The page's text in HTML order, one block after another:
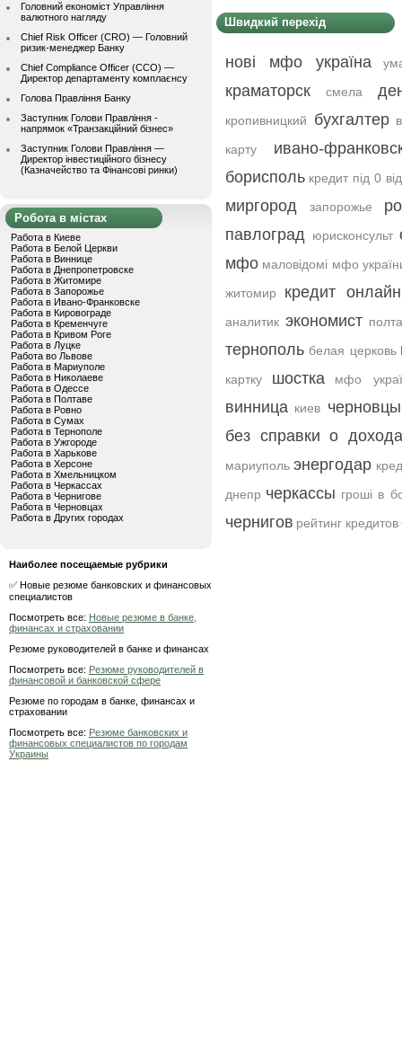
Головний економіст Управління
валютного нагляду
Chief Risk Officer (CRO) — Головний
ризик-менеджер Банку
Chief Compliance Officer (CCO) —
Директор департаменту комплаєнсу
Голова Правління Банку
Заступник Голови Правління -
напрямок «Транзакційний бізнес»
Заступник Голови Правління —
Директор інвестиційного бізнесу
(Казначейство та Фінансові ринки)
Робота в містах
Работа в Киеве
Работа в Белой Церкви
Работа в Виннице
Работа в Днепропетровске
Работа в Житомире
Работа в Запорожье
Работа в Ивано-Франковске
Работа в Кировограде
Работа в Кременчуге
Работа в Кривом Роге
Работа в Луцке
Работа во Львове
Работа в Мариуполе
Работа в Николаеве
Работа в Одессе
Работа в Полтаве
Работа в Ровно
Работа в Сумах
Работа в Тернополе
Работа в Ужгороде
Работа в Харькове
Работа в Херсоне
Работа в Хмельницком
Работа в Черкассах
Работа в Чернигове
Работа в Черновцах
Работа в Других городах
Наиболее посещаемые рубрики
✅ Новые резюме банковских и финансовых
специалистов
Посмотреть все: Новые резюме в банке,
финансах и страховании
Резюме руководителей в банке и финансах
Посмотреть все: Резюме руководителей в
финансовой и банковской сфере
Резюме по городам в банке, финансах и
страховании
Посмотреть все: Резюме банковских и
финансовых специалистов по городам
Украины
Швидкий перехід
нові мфо україна
краматорск смела
кропивницкий бухгалтер
карту
ивано-
борисполь кредит під 0
миргород запорожье
павлоград юрисконсульт
мфо маловідомі мфо
житомир
кредит
аналитик экономист
тернополь белая церковь
картку шостка мфо
винница киев черновцы
без справки о
мариуполь энергодар
днепр черкассы гроші в
чернигов рейтинг кредитов